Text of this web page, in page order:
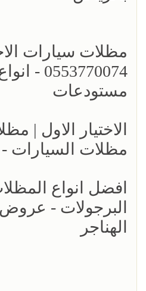
مظلات سيارات
مستودعات
مظلات السيارات
البرجولات -
الهناجر